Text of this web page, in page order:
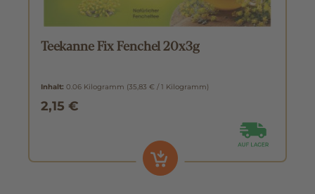
Teekanne Fix Fenchel 20x3g
Inhalt: 0.06 Kilogramm (35,83 € / 1 Kilogramm)
2,15 €